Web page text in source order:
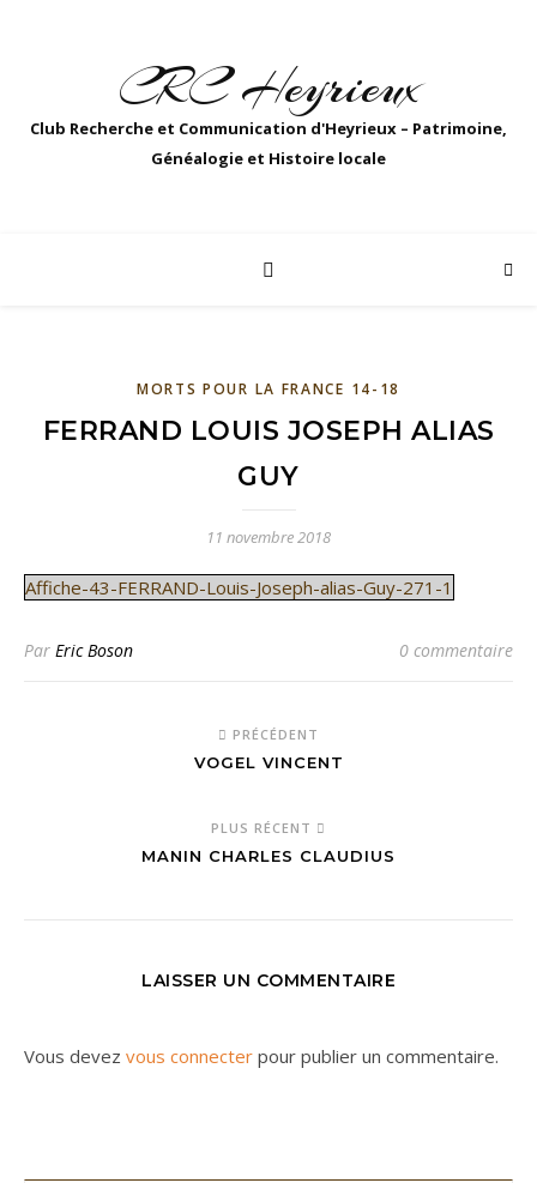
CRC Heyrieux
Club Recherche et Communication d'Heyrieux – Patrimoine,
Généalogie et Histoire locale
MORTS POUR LA FRANCE 14-18
FERRAND LOUIS JOSEPH ALIAS
GUY
11 novembre 2018
Affiche-43-FERRAND-Louis-Joseph-alias-Guy-271-1
Par Eric Boson 0 commentaire
PRÉCÉDENT
VOGEL VINCENT
PLUS RÉCENT
MANIN CHARLES CLAUDIUS
LAISSER UN COMMENTAIRE
Vous devez vous connecter pour publier un commentaire.